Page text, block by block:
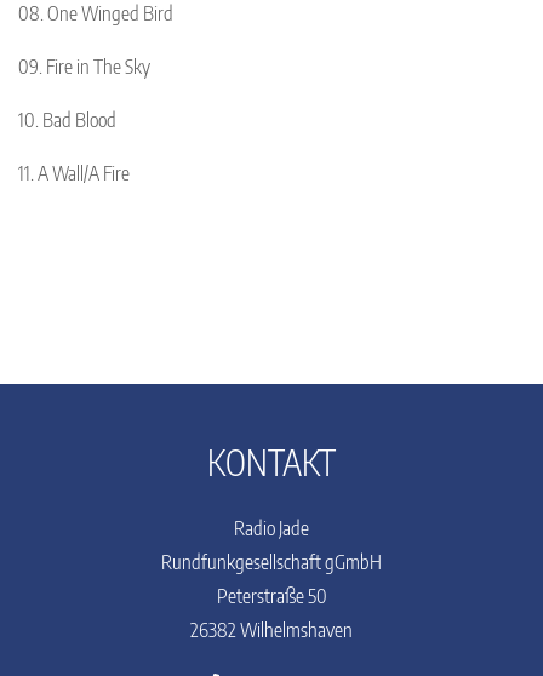
08. One Winged Bird
09. Fire in The Sky
10. Bad Blood
11. A Wall/A Fire
KONTAKT
Radio Jade
Rundfunkgesellschaft gGmbH
Peterstraße 50
26382 Wilhelmshaven